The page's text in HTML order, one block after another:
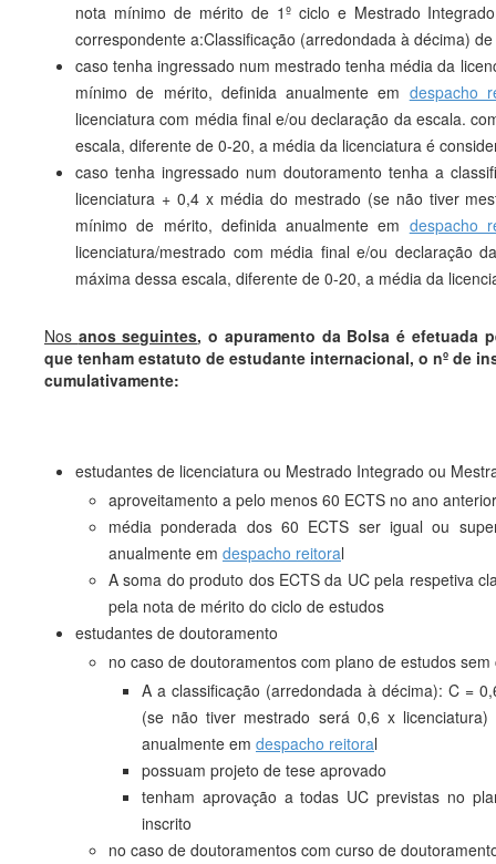
nota mínimo de mérito de 1º ciclo e Mestrado
correspondente a:Classificação (arredondada à décima)
caso tenha ingressado num mestrado tenha média da
mínimo de mérito, definida anualmente em despacho
licenciatura com média final e/ou declaração da escala.
escala, diferente de 0-20, a média da licenciatura é
caso tenha ingressado num doutoramento tenha a
licenciatura + 0,4 x média do mestrado (se não tiver
mínimo de mérito, definida anualmente em despacho
licenciatura/mestrado com média final e/ou declaração
máxima dessa escala, diferente de 0-20, a média da
Nos anos seguintes, o apuramento da Bolsa é efetuada
que tenham estatuto de estudante internacional, o nº de
cumulativamente:
estudantes de licenciatura ou Mestrado Integrado ou
aproveitamento a pelo menos 60 ECTS no ano anterior
média ponderada dos 60 ECTS ser igual ou
anualmente em despacho reitoral
A soma do produto dos ECTS da UC pela respetiva
pela nota de mérito do ciclo de estudos
estudantes de doutoramento
no caso de doutoramentos com plano de estudos
A a classificação (arredondada à décima): C =
(se não tiver mestrado será 0,6 x
anualmente em despacho reitoral
possuam projeto de tese aprovado
tenham aprovação a todas UC previstas no
inscrito
no caso de doutoramentos com curso de